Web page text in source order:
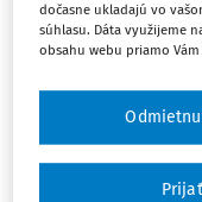
hodnoty (fakturácia
dani z príjmov
dočasne ukladajú vo
súhlasu. Dáta využijeme
obsahu webu priamo